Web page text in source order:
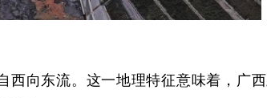
向东流。这一地理特征意味着，广